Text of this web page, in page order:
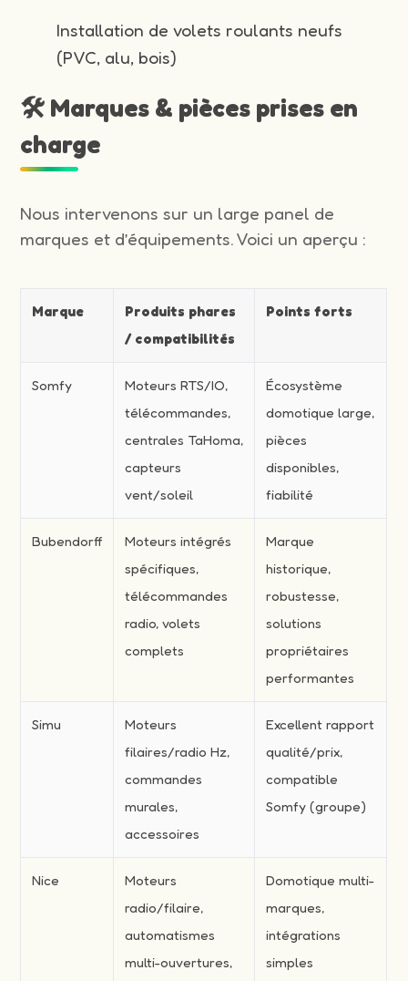
Installation de volets roulants neufs
(PVC, alu, bois)
🛠️ Marques & pièces prises en
charge
Nous intervenons sur un large panel de
marques et d’équipements. Voici un aperçu :
Marque
Produits phares
/ compatibilités
Points forts
Somfy
Moteurs RTS/IO,
télécommandes,
centrales TaHoma,
capteurs
vent/soleil
Écosystème
domotique large,
pièces
disponibles,
fiabilité
Bubendorff
Moteurs intégrés
spécifiques,
télécommandes
radio, volets
complets
Marque
historique,
robustesse,
solutions
propriétaires
performantes
Simu
Moteurs
filaires/radio Hz,
commandes
murales,
accessoires
Excellent rapport
qualité/prix,
compatible
Somfy (groupe)
Nice
Moteurs
radio/filaire,
automatismes
multi-ouvertures,
Domotique multi-
marques,
intégrations
simples